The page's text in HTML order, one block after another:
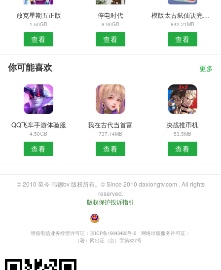
放克星期五正版
1.60GB
查看
停电时代
8.90GB
查看
模版太古弑仙诀完整版
842.21MB
查看
你可能喜欢 更多
QQ飞车手游体验服
4.50GB
查看
我在古代当首富
737.14MB
查看
决战推币机
53.5MB
查看
© 2010 至今 韦德bv 版权所有。© Since 2010 daxiongtv.com . All rights
reserved.
版权保护投诉指引
・
增值电信业务经营许可证：京ICP备19043480号-2
网络出版服务许可证：
（署）网出证（京）字第827号